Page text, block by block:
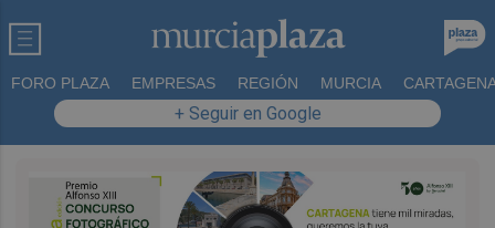
FORO PLAZA EMPRESAS REGIÓN MURCIA
+ Seguir en Google